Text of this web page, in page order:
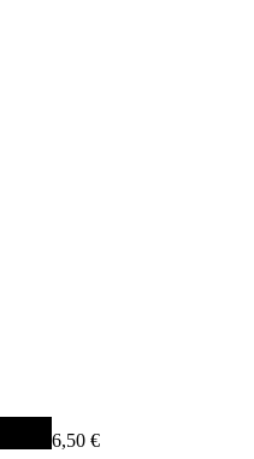
6,50 €